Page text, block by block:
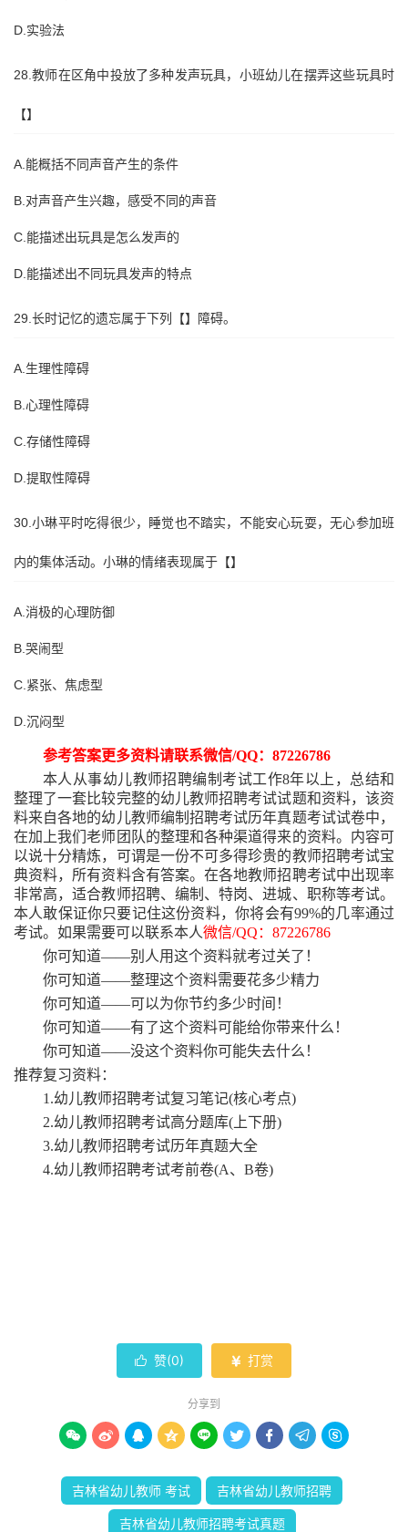
D.实验法
28.教师在区角中投放了多种发声玩具，小班幼儿在摆弄这些玩具时
【】
A.能概括不同声音产生的条件
B.对声音产生兴趣，感受不同的声音
C.能描述出玩具是怎么发声的
D.能描述出不同玩具发声的特点
29.长时记忆的遗忘属于下列【】障碍。
A.生理性障碍
B.心理性障碍
C.存储性障碍
D.提取性障碍
30.小琳平时吃得很少，睡觉也不踏实，不能安心玩耍，无心参加班
内的集体活动。小琳的情绪表现属于【】
A.消极的心理防御
B.哭闹型
C.紧张、焦虑型
D.沉闷型
参考答案更多资料请联系微信/QQ：87226786
本人从事幼儿教师招聘编制考试工作8年以上，总结和
整理了一套比较完整的幼儿教师招聘考试试题和资料，该资
料来自各地的幼儿教师编制招聘考试历年真题考试试卷中，
在加上我们老师团队的整理和各种渠道得来的资料。内容可
以说十分精炼，可谓是一份不可多得珍贵的教师招聘考试宝
典资料，所有资料含有答案。在各地教师招聘考试中出现率
非常高，适合教师招聘、编制、特岗、进城、职称等考试。
本人敢保证你只要记住这份资料，你将会有99%的几率通过
考试。如果需要可以联系本人微信/QQ：87226786
你可知道——别人用这个资料就考过关了！
你可知道——整理这个资料需要花多少精力
你可知道——可以为你节约多少时间！
你可知道——有了这个资料可能给你带来什么！
你可知道——没这个资料你可能失去什么！
推荐复习资料：
1.幼儿教师招聘考试复习笔记(核心考点)
2.幼儿教师招聘考试高分题库(上下册)
3.幼儿教师招聘考试历年真题大全
4.幼儿教师招聘考试考前卷(A、B卷)
 赞(0)  打赏
分享到
        
吉林省幼儿教师 考试 吉林省幼儿教师招聘
吉林省幼儿教师招聘考试真题